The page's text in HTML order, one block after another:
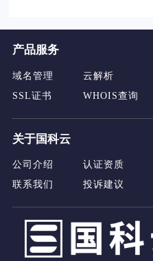
产品服务
域名管理 云解析
SSL证书
WHOIS查询
关于国科云
公司介绍 认证资质
联系我们
投诉建议